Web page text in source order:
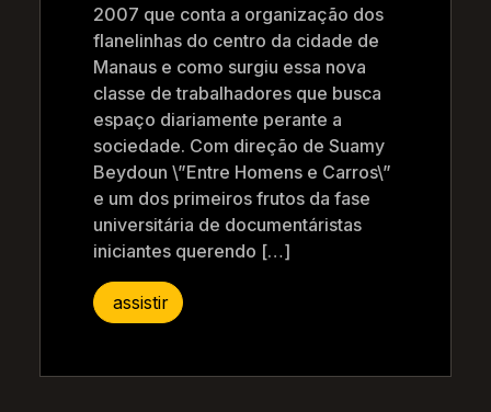
2007 que conta a organização dos
flanelinhas do centro da cidade de
Manaus e como surgiu essa nova
classe de trabalhadores que busca
espaço diariamente perante a
sociedade. Com direção de Suamy
Beydoun \”Entre Homens e Carros\”
e um dos primeiros frutos da fase
universitária de documentáristas
iniciantes querendo […]
assistir